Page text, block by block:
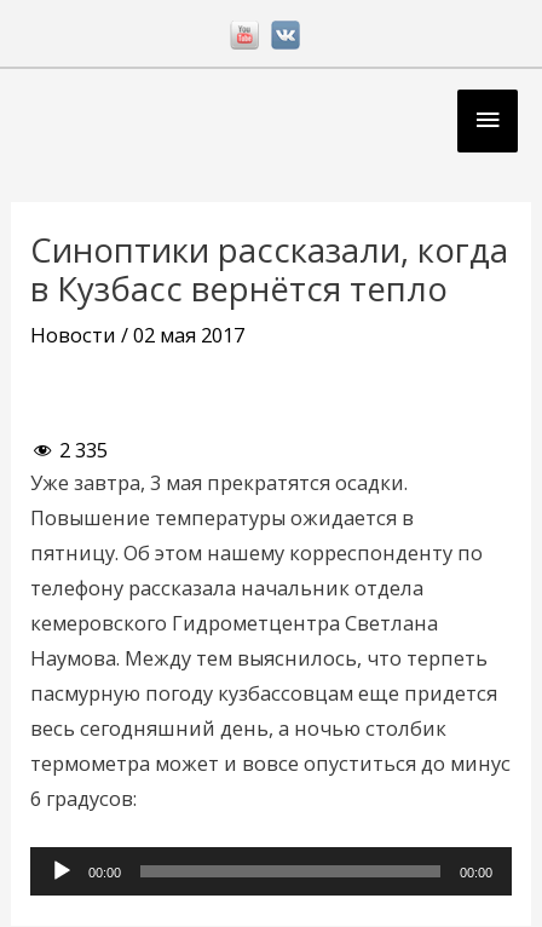
Синоптики рассказали, когда
в Кузбасс вернётся тепло
Новости /02 мая 2017
2 335
Уже завтра, 3 мая прекратятся осадки.
Повышение температуры ожидается в
пятницу. Об этом нашему корреспонденту по
телефону рассказала начальник отдела
кемеровского Гидрометцентра Светлана
Наумова. Между тем выяснилось, что терпеть
пасмурную погоду кузбассовцам еще придется
весь сегодняшний день, а ночью столбик
термометра может и вовсе опуститься до минус
6 градусов:
Аудиоплеер
00:00 00:00
записям